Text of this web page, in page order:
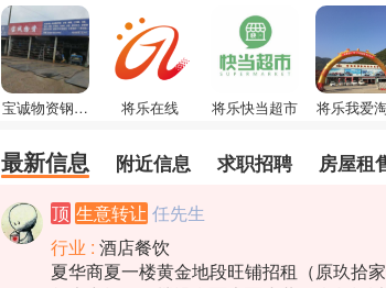
宝诚物资钢材
（废铁）回收
将乐在线 将乐快当超市
将乐我爱
最新信息 附近信息 求职招聘 房屋租
顶 生意转让 任先生
行业 : 酒店餐饮
夏华商夏一楼黄金地段旺铺招租（原玖拾